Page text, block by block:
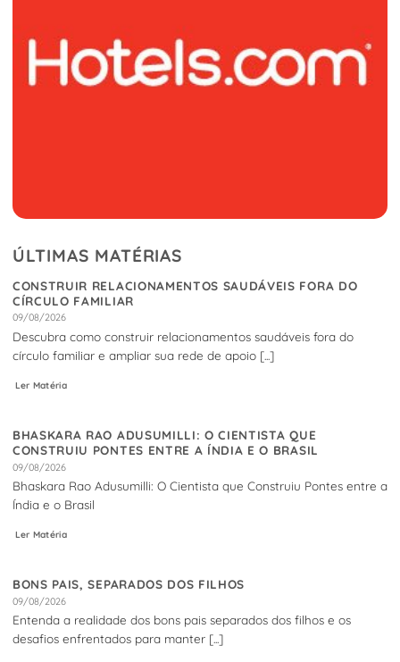
ÚLTIMAS MATÉRIAS
CONSTRUIR RELACIONAMENTOS SAUDÁVEIS FORA DO
CÍRCULO FAMILIAR
09/08/2026
Descubra como construir relacionamentos saudáveis fora do
círculo familiar e ampliar sua rede de apoio [...]
Ler Matéria
BHASKARA RAO ADUSUMILLI: O CIENTISTA QUE
CONSTRUIU PONTES ENTRE A ÍNDIA E O BRASIL
09/08/2026
Bhaskara Rao Adusumilli: O Cientista que Construiu Pontes entre a
Índia e o Brasil
Ler Matéria
BONS PAIS, SEPARADOS DOS FILHOS
09/08/2026
Entenda a realidade dos bons pais separados dos filhos e os
desafios enfrentados para manter [...]